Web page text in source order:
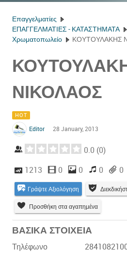
Επαγγελματίες
ΕΠΑΓΓΕΛΜΑΤΙΕΣ - ΚΑΤΑΣΤΗΜΑΤΑ
Χρωματοπωλείο
ΚΟΥΤΟΥΛΑΚΗΣ
ΝΙΚΟΛΑΟΣ
HOT
Editor 28 January, 2013
0.0 (0)
1213 0 0 0 0
Γράψτε Αξιολόγηση
Προσθήκη στα αγαπημένα
ΒΑΣΙΚΑ ΣΤΟΙΧΕΙΑ
Τηλέφωνο